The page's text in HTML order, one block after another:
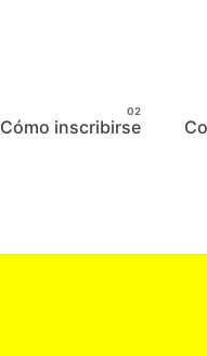
Cómo inscribirse